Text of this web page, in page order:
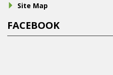
Site Map
FACEBOOK